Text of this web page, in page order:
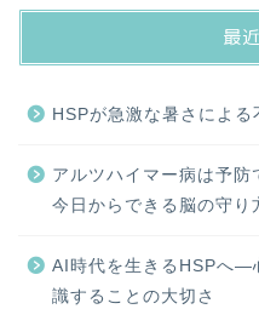
最
HSPが急激な暑さによ
アルツハイマー病は予
今日からできる脳の守り
AI時代を生きるHSPへ―
識することの大切さ